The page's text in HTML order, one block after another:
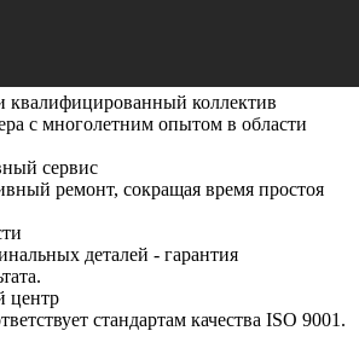
квалифицированный коллектив
с многолетним опытом в области
сервис
ремонт, сокращая время простоя
деталей - гарантия
центр
стандартам качества ISO 9001.